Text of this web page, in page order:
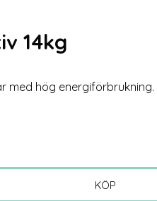
14kg
med hög energiförbrukning.
KÖP